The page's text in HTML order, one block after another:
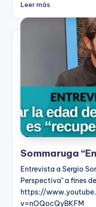
Leer más
Sommaruga
Entrevista a Sergio
Perspectiva" a fines
https://
v=nOQocQyBKFM